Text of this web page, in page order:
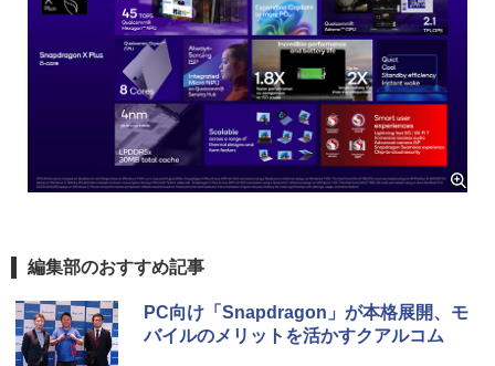
編集部のおすすめ記事
PC向け「Snapdragon」が本格展開、モ
バイルのメリットを活かすクアルコム